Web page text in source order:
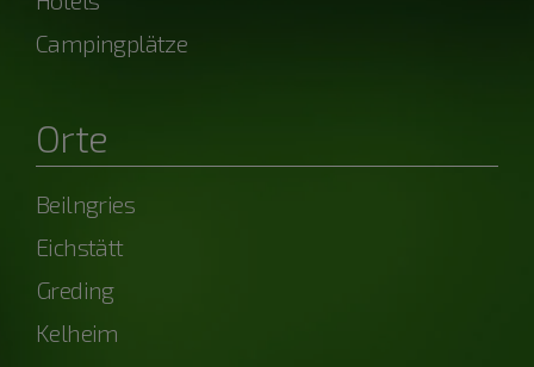
Campingplätze
Orte
Beilngries
Eichstätt
Greding
Kelheim